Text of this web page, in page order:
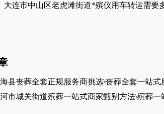
大连市中山区老虎滩街道*殡仪用车转运需要
县丧葬全套正规服务商挑选\丧葬全套一站式
市城关街道殡葬一站式商家甄别方法\殡葬一